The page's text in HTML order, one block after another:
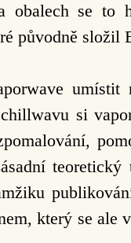
obalech se
původně složil
si
teoretický
který se ale